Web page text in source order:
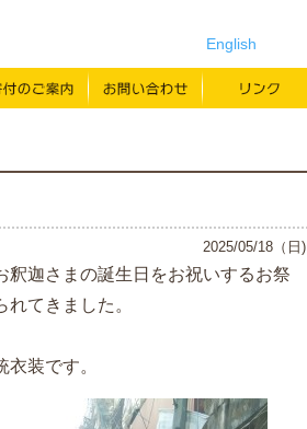
English
談
2025/05/18（日)
釈迦さまの誕生日をお祝いするお祭
てきました。
装です。